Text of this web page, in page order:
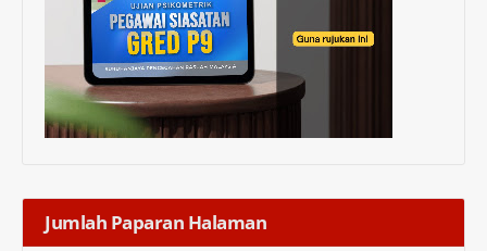
Jumlah Paparan Halaman